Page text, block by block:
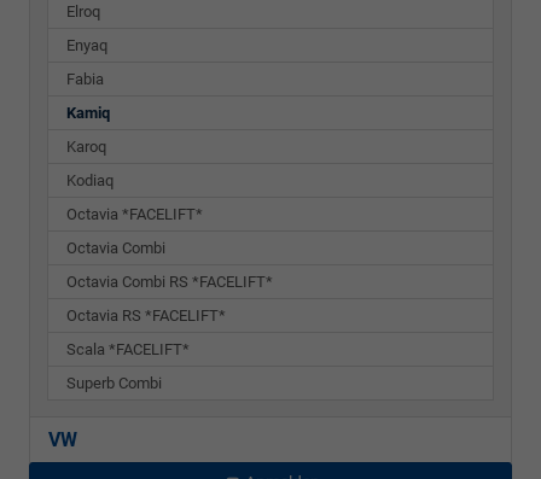
Elroq
Enyaq
Fabia
Kamiq
Karoq
Kodiaq
Octavia *FACELIFT*
Octavia Combi
Octavia Combi RS *FACELIFT*
Octavia RS *FACELIFT*
Scala *FACELIFT*
Superb Combi
VW